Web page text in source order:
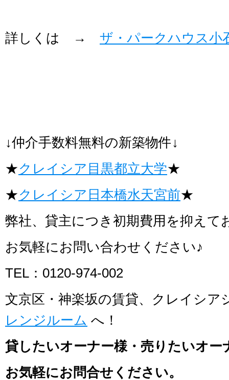
詳しくは → ザ・パークハウス小
↓仲介手数料無料の新築物件↓
★クレイシア目黒都立大学★
★クレイシア日本橋水天宮前★
弊社、貸主につき初期費用を抑えて
お気軽にお問い合わせください♪
TEL：0120-974-002
文京区・神楽坂の賃貸、クレイシア
レンジルーム へ！
貸したいオーナー様・売りたいオー
お気軽にお問合せください。